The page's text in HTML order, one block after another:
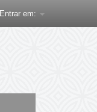
Entrar em: